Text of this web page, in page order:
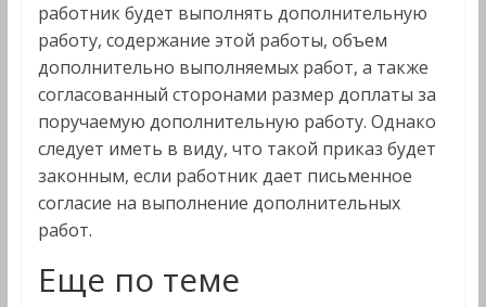
работник будет выполнять дополнительную
работу, содержание этой работы, объем
дополнительно выполняемых работ, а также
согласованный сторонами размер доплаты за
поручаемую дополнительную работу. Однако
следует иметь в виду, что такой приказ будет
законным, если работник дает письменное
согласие на выполнение дополнительных
работ.
Еще по теме